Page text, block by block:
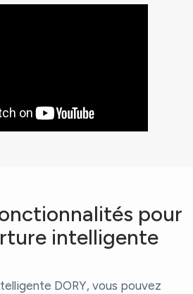
pour
intelligente
DORY, vous pouvez